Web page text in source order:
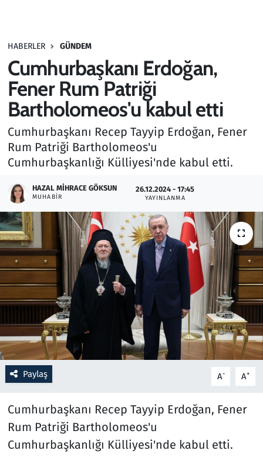
HABERLER GÜNDEM
Cumhurbaşkanı Erdoğan,
Fener Rum Patriği
Bartholomeos'u kabul etti
Cumhurbaşkanı Recep Tayyip Erdoğan, Fener
Rum Patriği Bartholomeos'u
Cumhurbaşkanlığı Külliyesi'nde kabul etti.
HAZAL MIHRACE GÖKSUN
MUHABIR
26.12.2024 - 17:45
YAYINLANMA
Paylaş A- A+
Cumhurbaşkanı Recep Tayyip Erdoğan, Fener
Rum Patriği Bartholomeos'u
Cumhurbaşkanlığı Külliyesi'nde kabul etti.
Haber
Kültür Sanat
Kurumsal Haberler
Lezzet Durağı
Memur ve Kamu
Otomobil
Oyun
Ramazan
Resmi İlanlar
Rüya Tabirleri
Sağlık
Savunma Sanayi
Seçim 2023
Spor